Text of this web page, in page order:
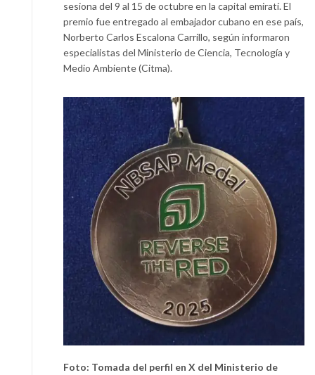
sesiona del 9 al 15 de octubre en la capital emiratí. El
premio fue entregado al embajador cubano en ese país,
Norberto Carlos Escalona Carrillo, según informaron
especialistas del Ministerio de Ciencia, Tecnología y
Medio Ambiente (Citma).
Foto: Tomada del perfil en X del Ministerio de